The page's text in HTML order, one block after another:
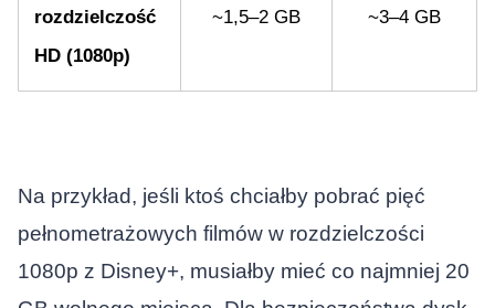
rozdzielczość
HD (1080p)
~1,5–2 GB ~3–4 GB
Na przykład, jeśli ktoś chciałby pobrać pięć
pełnometrażowych filmów w rozdzielczości
1080p z Disney+, musiałby mieć co najmniej 20